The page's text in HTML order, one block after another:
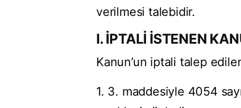
verilmesi talebidir.
I. İPTALİ İSTENEN
Kanun’un iptali talep
1. 3. maddesiyle 4054